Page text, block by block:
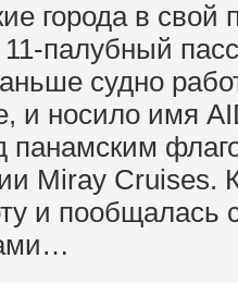
города в свой
палубный
судно
и носило имя
панамским
Miray Cruises.
и пообщалась